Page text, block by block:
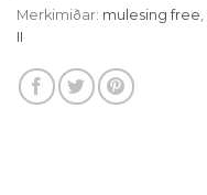
Merkimiðar: mulesing free,
II